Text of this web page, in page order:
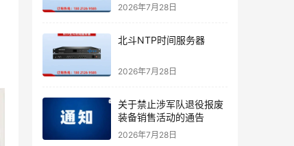
2026年7月28日
北斗NTP时间服务器
2026年7月28日
关于禁止涉军队退役报废
装备销售活动的通告
2026年7月28日